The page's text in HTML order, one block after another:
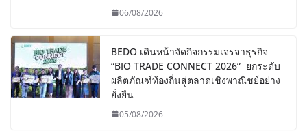
06/08/2026
BEDO เดินหน้าจัดกิจกรรมเจรจาธุรกิจ
“BIO TRADE CONNECT 2026” ยกระดับ
ผลิตภัณฑ์ท้องถิ่นสู่ตลาดเชิงพาณิชย์อย่าง
ยั่งยืน
05/08/2026